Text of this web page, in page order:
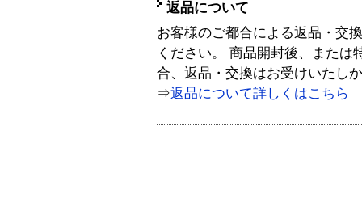
返品について
お客様のご都合による返品・交
ください。 商品開封後、または
合、返品・交換はお受けいたし
⇒返品について詳しくはこちら